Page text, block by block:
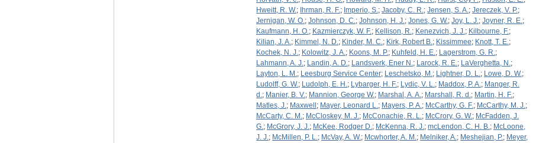
Hweitt, R. W.; Ihrman, R. F.; Imperio, S.; Jacoby, C. R.; Jensen, S. A.; Jereczek, V. P.;
Jernigan, W. O.; Johnson, D. C.; Johnson, H. J.; Jones, G. W.; Joy, L. J.; Joyner, R. E.;
Kaufmann, H. O.; Kazmierczyk, W. F.; Kellison, R.; Kenezvich, J. J.; Kilbourne, F.;
Kilian, J. A.; Kimmel, N. D.; Kinder, M. C.; Kirk, Robert B.; Kissimmee; Knott, T. E.;
Kochek, N. J.; Kolowitz, J. A.; Koons, M. P.; Kuhfeld, H. E.; Lagerstrom, G. R.;
Lahmann, A. J.; Landin, A. D.; Landsverk, Ener N.; Larock, R. E.; LaVerghetta, N.;
Layton, L. M.; Leesburg Service Center; Leschetsko, M.; Lightner, D. L.; Lowe, D. W.;
Ludolff, G. W.; Ludolph, E. H.; Lybarger, H. F.; Lydic, V. L.; Maddox, P. A.; Manger, R.
d.; Manier, B. V.; Mannion, George W.; Marshal, A. A.; Marshall, R. d.; Martin, H. F.;
Matles, J.; Maxwell ; Mayer, Leonard L.; Mayers, P. A.; McCarthy, G. F.; McCarthy, M. J.;
McCarty, C. M.; McCloskey, M. J.; McConachie, R. L.; McCrory, G. W.; McFadden, J.
G.; McGrory, J. J.; McKee, Rodger D.; McKenna, R. J.; mcLendon, C. H. B.; McLoone,
J. J.; McMillen, P. L.; McVay, A. W.; Mcwhorter, A. M.; Melniker, A.; Meshejian, P.; Meyer,